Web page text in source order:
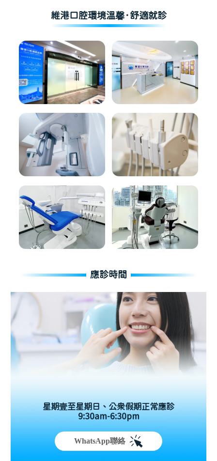
維港口腔環境溫馨·舒適就診
應診時間
星期壹至星期日、公眾假期正常應診
9:30am-6:30pm
WhatsApp聯絡